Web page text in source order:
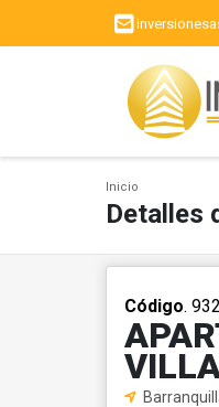
Inicio
Detalles
Código.